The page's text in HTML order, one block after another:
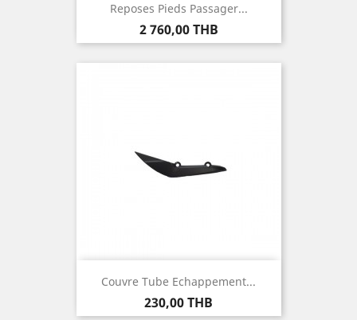
Reposes Pieds Passager...
Prix
2 760,00 THB
Couvre Tube Echappement...
Prix
230,00 THB